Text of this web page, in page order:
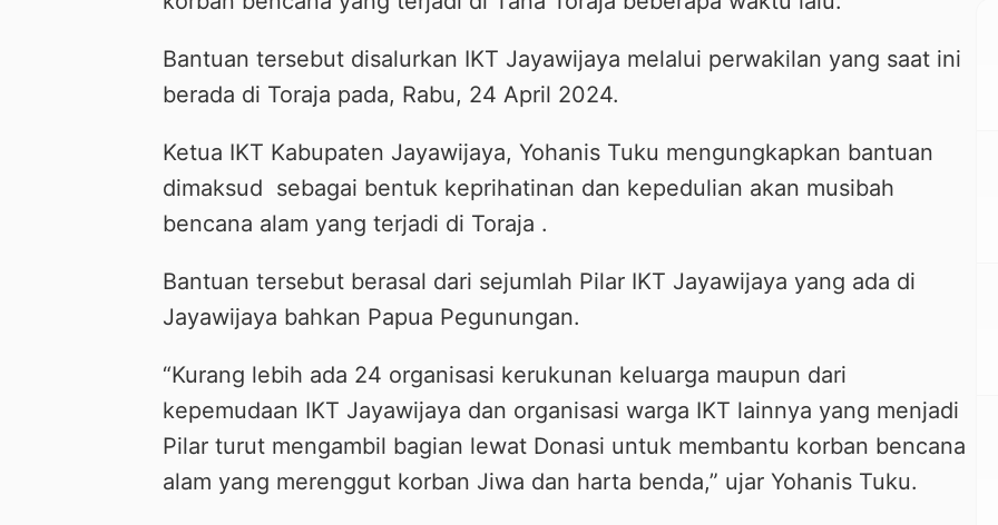
Bantuan tersebut disalurkan IKT Jayawijaya melalui perwakilan yang saat ini
berada di Toraja pada, Rabu, 24 April 2024.
Ketua IKT Kabupaten Jayawijaya, Yohanis Tuku mengungkapkan bantuan
dimaksud sebagai bentuk keprihatinan dan kepedulian akan musibah
bencana alam yang terjadi di Toraja .
Bantuan tersebut berasal dari sejumlah Pilar IKT Jayawijaya yang ada di
Jayawijaya bahkan Papua Pegunungan.
“Kurang lebih ada 24 organisasi kerukunan keluarga maupun dari
kepemudaan IKT Jayawijaya dan organisasi warga IKT lainnya yang menjadi
Pilar turut mengambil bagian lewat Donasi untuk membantu korban bencana
alam yang merenggut korban Jiwa dan harta benda,” ujar Yohanis Tuku.